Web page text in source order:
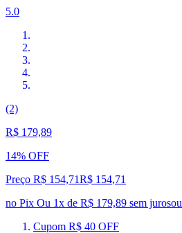
5.0
(2)
R$ 179,89
14% OFF
Preço R$ 154,71R$ 154,71
no Pix Ou 1x de R$ 179,89 sem jurosou
Cupom R$ 40 OFF